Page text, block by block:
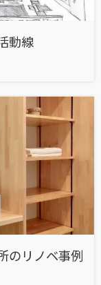
動線
のリノベ事例